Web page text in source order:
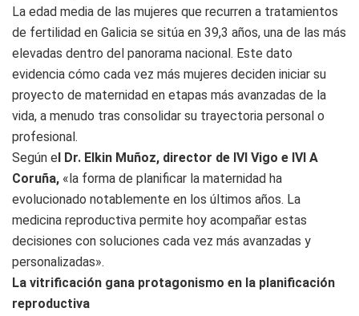
La edad media de las mujeres que recurren a tratamientos
de fertilidad en Galicia se sitúa en 39,3 años, una de las más
elevadas dentro del panorama nacional. Este dato
evidencia cómo cada vez más mujeres deciden iniciar su
proyecto de maternidad en etapas más avanzadas de la
vida, a menudo tras consolidar su trayectoria personal o
profesional.
Según el Dr. Elkin Muñoz, director de IVI Vigo e IVI A
Coruña, «la forma de planificar la maternidad ha
evolucionado notablemente en los últimos años. La
medicina reproductiva permite hoy acompañar estas
decisiones con soluciones cada vez más avanzadas y
personalizadas».
La vitrificación gana protagonismo en la planificación
reproductiva